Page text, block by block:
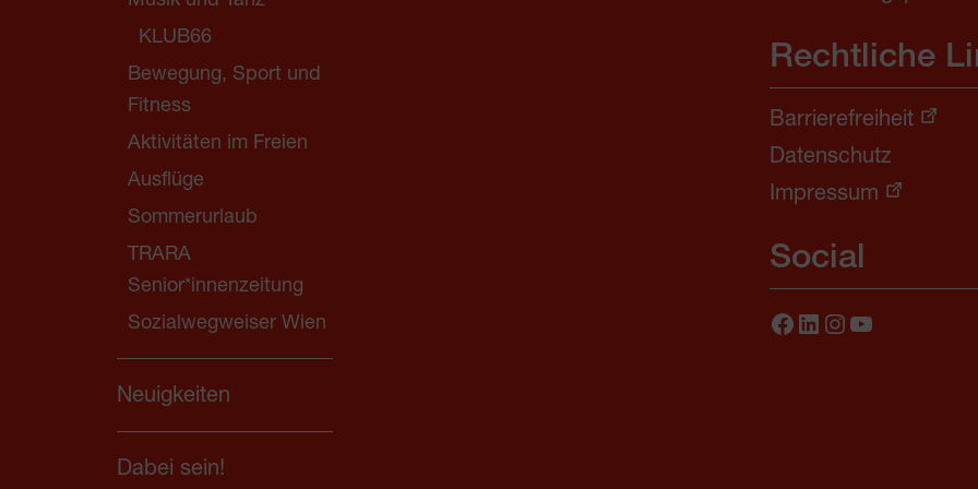
KLUB66
Bewegung, Sport und
Fitness
Aktivitäten im Freien
Ausflüge
Sommerurlaub
TRARA
Senior*innenzeitung
Sozialwegweiser Wien
Neuigkeiten
Dabei sein!
Rechtliche
Barrierefreiheit
Datenschutz
Impressum
Social
Facebook
LinkedIn
Instagram
YouTube